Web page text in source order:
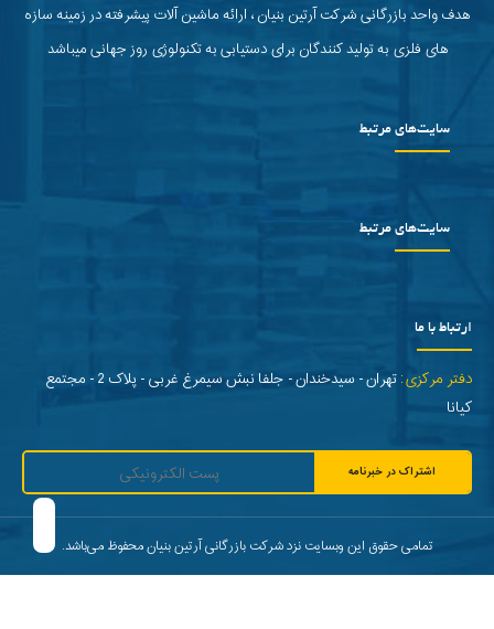
هدف واحد بازرگانی شرکت آرتین بنیان ، ارائه ماشین آلات پیشرفته در زمینه سازه
های فلزی به تولید کنندگان برای دستیابی به تکنولوژی روز جهانی میباشد
سایت‌های مرتبط
سایت‌های مرتبط
ارتباط با ما
دفتر مرکزی:
تهران - سیدخندان - جلفا نبش سیمرغ غربی - پلاک 2 - مجتمع
کیانا
اشتراک در خبرنامه
تمامی حقوق این وبسایت نزد شرکت بازرگانی آرتین بنیان محفوظ می‌باشد.